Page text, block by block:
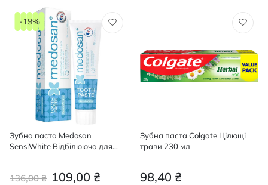
Зубна паста Medosan
SensiWhite Відбілююча для
109,00 ₴
136,00 ₴
-19%
Зубна паста Colgate Цілющі
трави 230 мл
98,40 ₴